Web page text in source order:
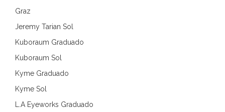
Graz
Jeremy Tarian Sol
Kuboraum Graduado
Kuboraum Sol
Kyme Graduado
Kyme Sol
L.A Eyeworks Graduado